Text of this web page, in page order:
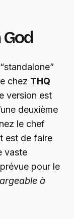
God
chez THQ
version est
deuxième
le chef
est de faire
vaste
pour le
à